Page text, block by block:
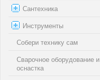
Сантехника
Инструменты
Собери технику сам
Сварочное оборудование и
оснастка